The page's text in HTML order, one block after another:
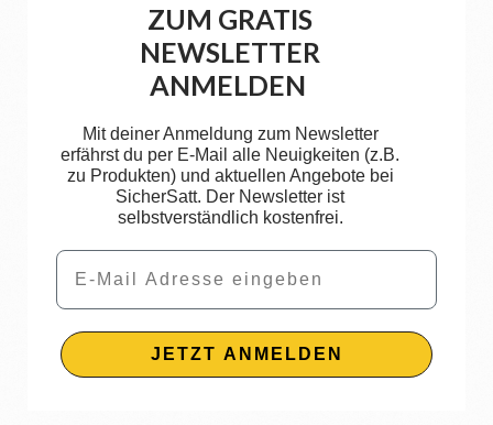
ZUM GRATIS
NEWSLETTER
ANMELDEN
Mit deiner Anmeldung zum Newsletter
erfährst du per E-Mail alle Neuigkeiten (z.B.
zu Produkten) und aktuellen Angebote bei
SicherSatt. Der Newsletter ist
selbstverständlich kostenfrei.
Email
JETZT ANMELDEN